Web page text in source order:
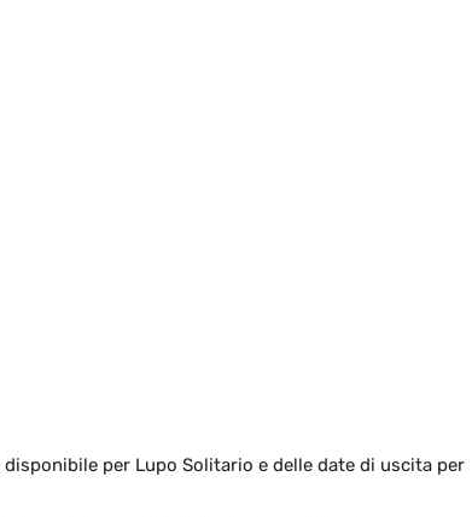
per Lupo Solitario e delle date di uscita per